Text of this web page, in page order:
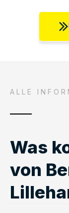
ALLE
Was
von